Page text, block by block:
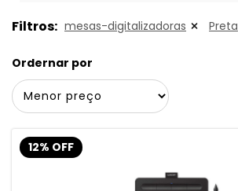
Filtros: mesas-digitalizadoras Preta
Ordernar por
12% OFF